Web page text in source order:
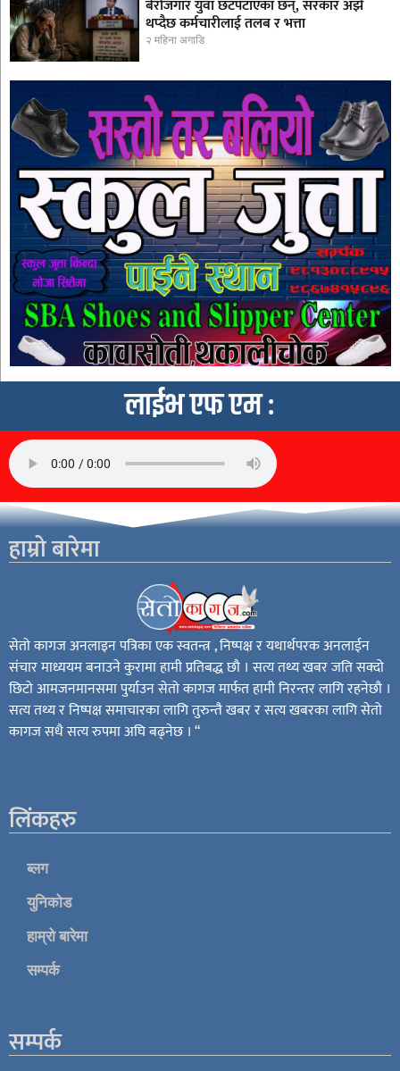
बेरोजगार युवा छटपटाएका छन्, सरकार अझै
थप्दैछ कर्मचारीलाई तलब र भत्ता
२ महिना अगाडि
लाईभ एफ एम :
हाम्रो बारेमा
सेतो कागज अनलाइन पत्रिका एक स्वतन्त्र , निष्पक्ष र यथार्थपरक अनलाईन
संचार माध्ययम बनाउने कुरामा हामी प्रतिबद्ध छौ । सत्य तथ्य खबर जति सक्दो
छिटो आमजनमानसमा पुर्याउन सेतो कागज मार्फत हामी निरन्तर लागि रहनेछौ ।
सत्य तथ्य र निष्पक्ष समाचारका लागि तुरुन्तै खबर र सत्य खबरका लागि सेतो
कागज सधै सत्य रुपमा अघि बढ्नेछ । “
लिंकहरु
ब्लग
युनिकोड
हाम्रो बारेमा
सम्पर्क
सम्पर्क